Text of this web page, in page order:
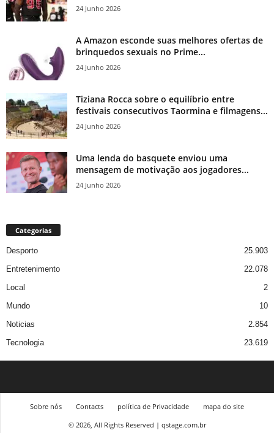
24 Junho 2026
A Amazon esconde suas melhores ofertas de
brinquedos sexuais no Prime...
24 Junho 2026
Tiziana Rocca sobre o equilíbrio entre
festivais consecutivos Taormina e filmagens...
24 Junho 2026
Uma lenda do basquete enviou uma
mensagem de motivação aos jogadores...
24 Junho 2026
Categorias
Desporto
25.903
Entretenimento
22.078
Local
2
Mundo
10
Noticias
2.854
Tecnologia
23.619
Sobre nós Contacts política de Privacidade
mapa do site
© 2026, All Rights Reserved | qstage.com.br